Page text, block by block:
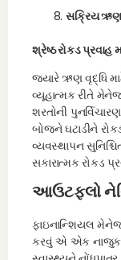
સક્રિય ઋણ
શ્રેષ્ઠ રોકડ પ્રવાહ
જ્યારે ઋણ વૃદ્ધિ
વ્યૂહાત્મક રીતે
શરતોની
બોજને ઘટાડીને
વ્યવસ્થાપન
સકારાત્મક રોકડ
આઉટફ્લો
ફાઇનાન્શિયલ
કરવું એ એક નાજુક